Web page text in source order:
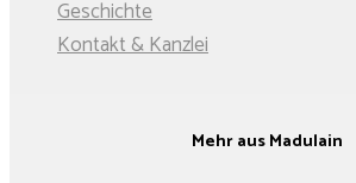
Geschichte
Kontakt & Kanzlei
Mehr aus Madulain